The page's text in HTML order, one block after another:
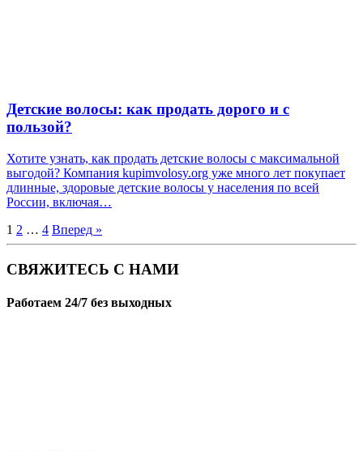
Детские волосы: как продать дорого и с
пользой?
Хотите узнать, как продать детские волосы с максимальной
выгодой? Компания kupimvolosy.org уже много лет покупает
длинные, здоровые детские волосы у населения по всей
России, включая…
Пагинация
1 2 … 4 Вперед »
СВЯЖИТЕСЬ С НАМИ
Работаем 24/7 без выходных